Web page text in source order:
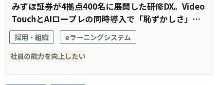
みずほ証券が4拠点400名に展開した研修DX。Video
TouchとAIロープレの同時導入で「恥ずかしさ」と
「待機時間」を解消
採用・組織
eラーニングシステム
社員の能力を向上したい